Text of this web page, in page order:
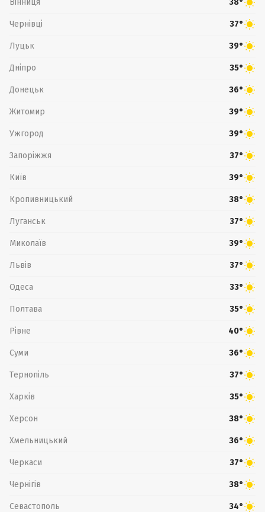
38°
Чернівці 37°
Луцьк 39°
Дніпро 35°
Донецьк 36°
Житомир 39°
Ужгород 39°
Запоріжжя 37°
Київ 39°
Кропивницький 38°
Луганськ 37°
Миколаїв 39°
Львів 37°
Одеса 33°
Полтава 35°
Рівне 40°
Суми 36°
Тернопіль 37°
Харків 35°
Херсон 38°
Хмельницький 36°
Черкаси 37°
Чернігів 38°
Севастополь 34°